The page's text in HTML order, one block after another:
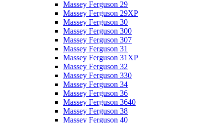
Massey Ferguson 29
Massey Ferguson 29XP
Massey Ferguson 30
Massey Ferguson 300
Massey Ferguson 307
Massey Ferguson 31
Massey Ferguson 31XP
Massey Ferguson 32
Massey Ferguson 330
Massey Ferguson 34
Massey Ferguson 36
Massey Ferguson 3640
Massey Ferguson 38
Massey Ferguson 40